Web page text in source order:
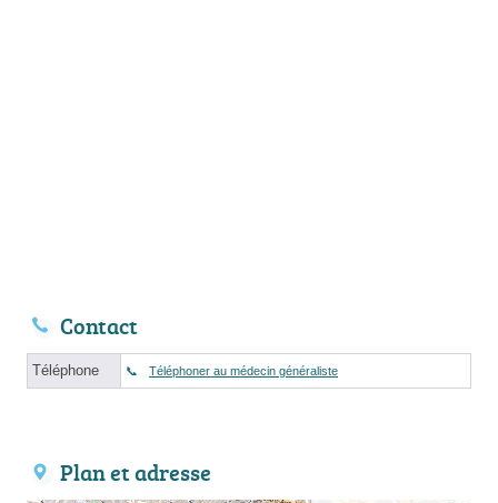
Contact
Téléphone Téléphoner au médecin généraliste
Plan et adresse